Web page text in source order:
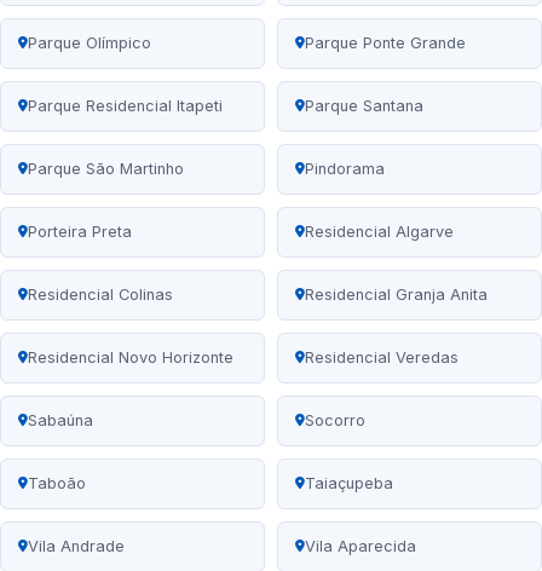
Parque Olímpico Parque Ponte Grande
Parque Residencial Itapeti Parque Santana
Parque São Martinho Pindorama
Porteira Preta Residencial Algarve
Residencial Colinas Residencial Granja Anita
Residencial Novo Horizonte Residencial Veredas
Sabaúna Socorro
Taboão Taiaçupeba
Vila Andrade Vila Aparecida